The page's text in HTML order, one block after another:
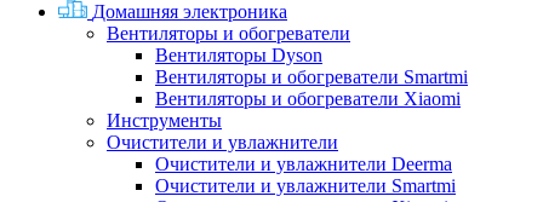
Домашняя электроника
Вентиляторы и обогреватели
Вентиляторы Dyson
Вентиляторы и обогреватели Smartmi
Вентиляторы и обогреватели Xiaomi
Инструменты
Очистители и увлажнители
Очистители и увлажнители Deerma
Очистители и увлажнители Smartmi